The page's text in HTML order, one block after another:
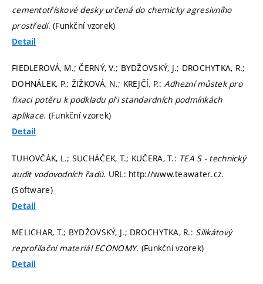
cementotřískové desky určená do chemicky agresivního
prostředí. (Funkční vzorek)
Detail
FIEDLEROVÁ, M.; ČERNÝ, V.; BYDŽOVSKÝ, J.; DROCHYTKA, R.;
DOHNÁLEK, P.; ŽIŽKOVÁ, N.; KREJČÍ, P.: Adhezní můstek pro
fixaci potěru k podkladu při standardních podmínkách
aplikace. (Funkční vzorek)
Detail
TUHOVČÁK, L.; SUCHÁČEK, T.; KUČERA, T.: TEA S - technický
audit vodovodních řadů. URL: http://www.teawater.cz.
(Software)
Detail
MELICHAR, T.; BYDŽOVSKÝ, J.; DROCHYTKA, R.: Silikátový
reprofilační materiál ECONOMY. (Funkční vzorek)
Detail